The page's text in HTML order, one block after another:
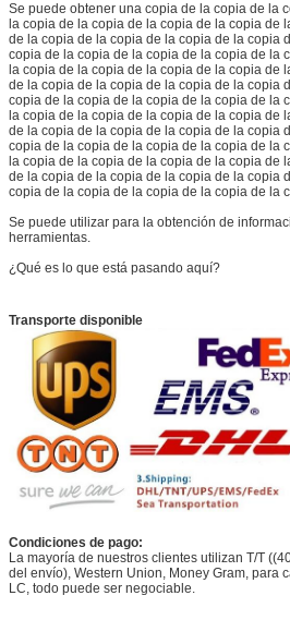
Se puede obtener una copia de la copia de la
la copia de la copia de la copia de la copia de
de la copia de la copia de la copia de la copia
copia de la copia de la copia de la copia de la
la copia de la copia de la copia de la copia de
de la copia de la copia de la copia de la copia
copia de la copia de la copia de la copia de la
la copia de la copia de la copia de la copia de
de la copia de la copia de la copia de la copia
copia de la copia de la copia de la copia de la
la copia de la copia de la copia de la copia de
de la copia de la copia de la copia de la copia
copia de la copia de la copia de la copia de la
Se puede utilizar para la obtención de
herramientas.
¿Qué es lo que está pasando aquí?
Transporte disponible
Condiciones de pago:
La mayoría de nuestros clientes utilizan T/T
del envío), Western Union, Money Gram, para
LC, todo puede ser negociable.